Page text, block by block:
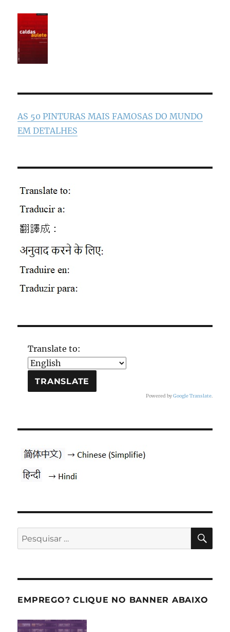
AS 50 PINTURAS MAIS FAMOSAS DO MUNDO
EM DETALHES
Translate to:
Powered byGoogle Translate.
Pesquisar
por:
EMPREGO? CLIQUE NO BANNER ABAIXO